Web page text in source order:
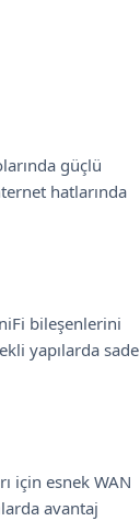
güçlü
hatlarında
bileşenlerini
yapılarda sade
için esnek WAN
avantaj